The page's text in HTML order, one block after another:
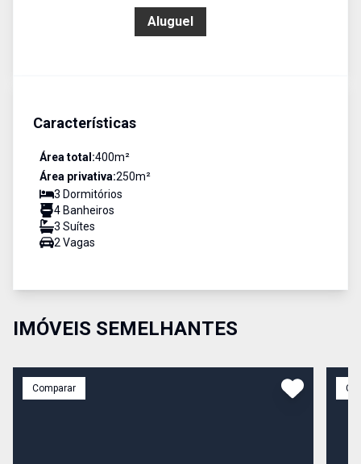
Aluguel
Características
Área total:400m²
Área privativa:250m²
3 Dormitórios
4 Banheiros
3 Suítes
2 Vagas
IMÓVEIS SEMELHANTES
Comparar